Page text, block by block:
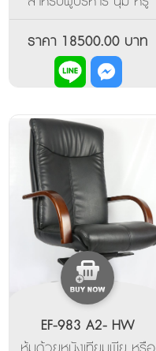
แท้สีโอ๊ค ปรับที่นั่งขึ้นลง
ด้วยระบบไฮโดรลิค พนัก
พิงหลงสวิงโยกเอน และล๊อ
โครงสร้าง แข็งแรง คงทน
ต่อการใช้งาน (In Stock)
ราคา 18500.00 บาท
EF-983 A2- HW